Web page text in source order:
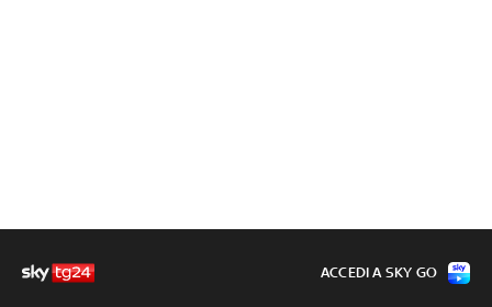
ACCEDI A SKY GO